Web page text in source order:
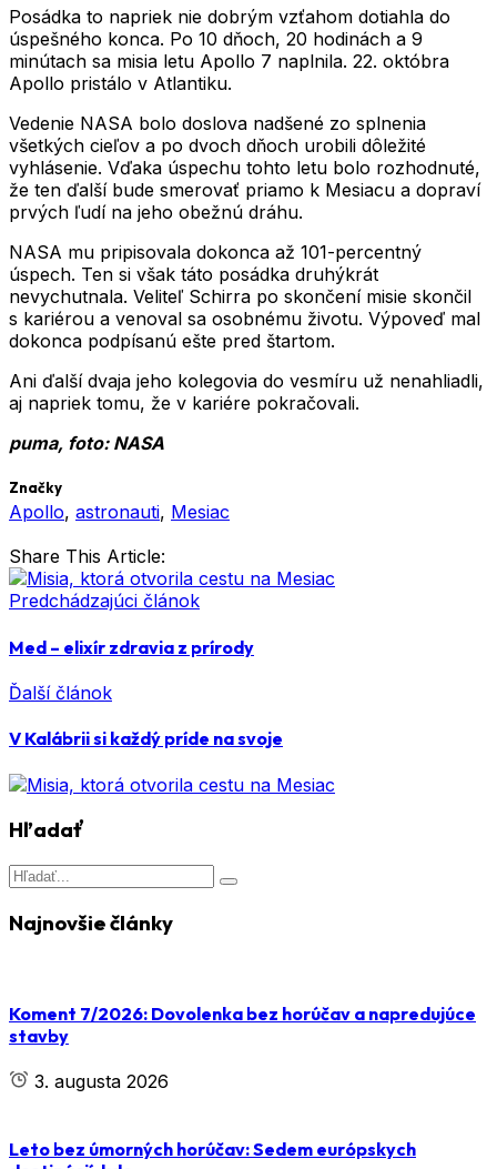
Posádka to napriek nie dobrým vzťahom dotiahla do
úspešného konca. Po 10 dňoch, 20 hodinách a 9
minútach sa misia letu Apollo 7 naplnila. 22. októbra
Apollo pristálo v Atlantiku.
Vedenie NASA bolo doslova nadšené zo splnenia
všetkých cieľov a po dvoch dňoch urobili dôležité
vyhlásenie. Vďaka úspechu tohto letu bolo rozhodnuté,
že ten ďalší bude smerovať priamo k Mesiacu a dopraví
prvých ľudí na jeho obežnú dráhu.
NASA mu pripisovala dokonca až 101-percentný
úspech. Ten si však táto posádka druhýkrát
nevychutnala. Veliteľ Schirra po skončení misie skončil
s kariérou a venoval sa osobnému životu. Výpoveď mal
dokonca podpísanú ešte pred štartom.
Ani ďalší dvaja jeho kolegovia do vesmíru už nenahliadli,
aj napriek tomu, že v kariére pokračovali.
puma, foto: NASA
Značky
Apollo, astronauti, Mesiac
Share This Article:
Predchádzajúci článok
Med – elixír zdravia z prírody
Ďalší článok
V Kalábrii si každý príde na svoje
Hľadať
Najnovšie články
Koment 7/2026: Dovolenka bez horúčav a napredujúce
stavby
3. augusta 2026
Leto bez úmorných horúčav: Sedem európskych